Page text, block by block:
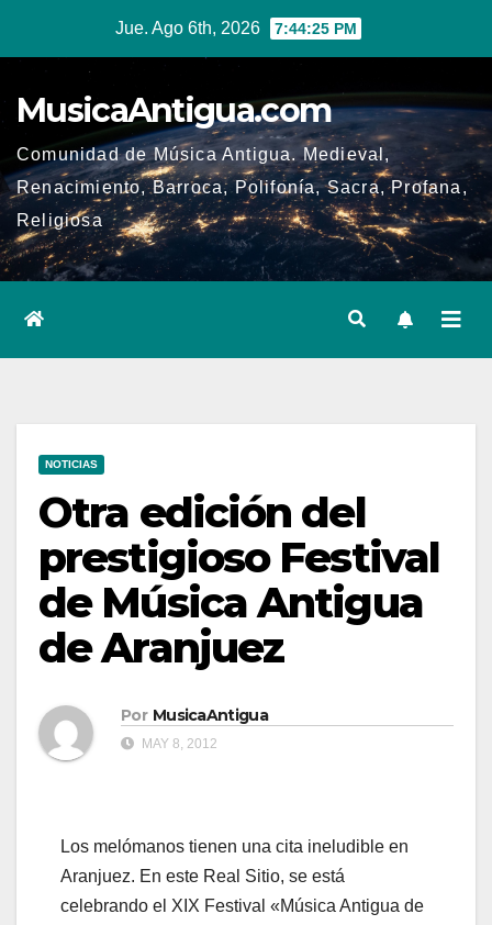
Jue. Ago 6th, 2026 7:44:26 PM
MusicaAntigua.com
Comunidad de Música Antigua. Medieval,
Renacimiento, Barroca, Polifonía, Sacra, Profana,
Religiosa
NOTICIAS
Otra edición del
prestigioso Festival
de Música Antigua
de Aranjuez
Por MusicaAntigua
MAY 8, 2012
Los melómanos tienen una cita ineludible en
Aranjuez. En este Real Sitio, se está
celebrando el XIX Festival «Música Antigua de